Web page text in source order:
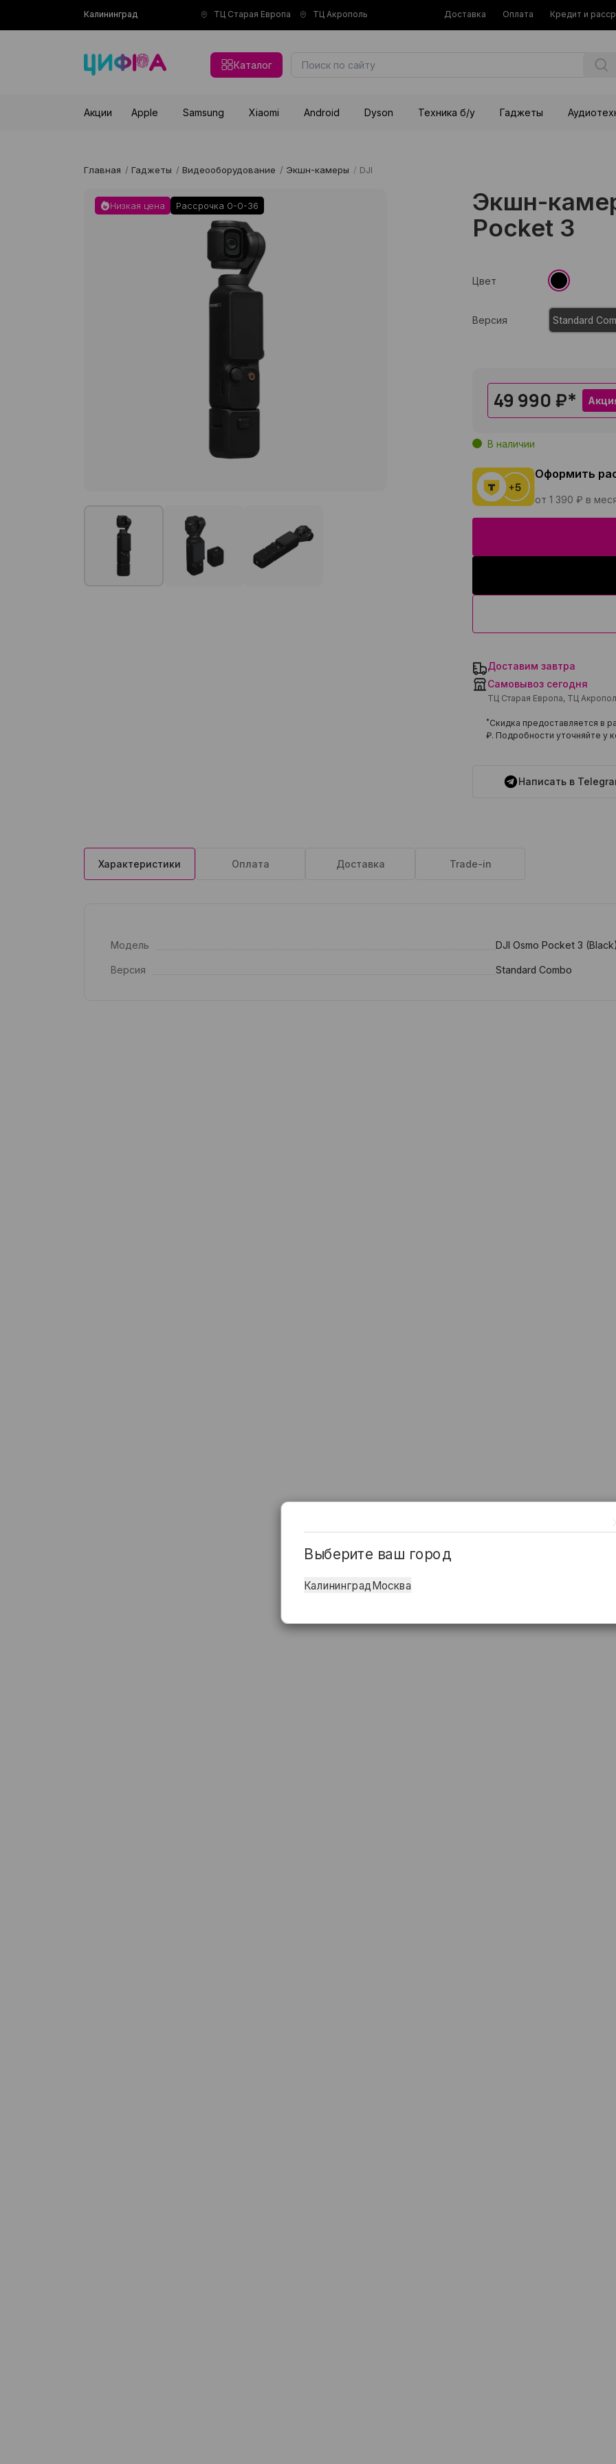
Калининград ТЦ Старая Европа ТЦ Акрополь Доставка Оплата Кредит и
Каталог
Акции Apple Samsung Xiaomi Android Dyson Техника б/у Гаджеты
Главная / Гаджеты / Видеооборудование / Экшн-камеры / DJI
Низкая цена Рассрочка 0-0-36
Экшн-
Pocket 3
Цвет
Версия Standard
49 990 ₽*
В наличии
Оформить
от 1 390 ₽ в
Доставим завтра
Самовывоз сегодня
ТЦ Старая Европа, ТЦ
*Скидка предоставляется в
₽. Подробности уточняйте у
Написать в
Характеристики Оплата Доставка Trade-in
Модель DJI Osmo Pocket 3
Версия Standard Combo
Выберите ваш город
КалининградМосква